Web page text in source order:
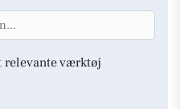
relevante værktøj